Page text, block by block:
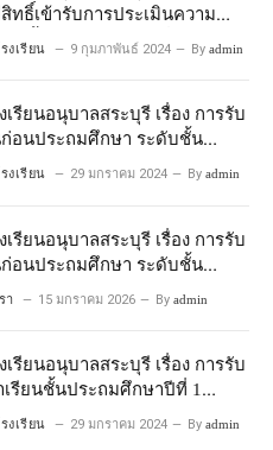
ทธิ์เข้ารับการประเมินความ
ยนชั้นประถมศึกษาปีที่ 1
งเรียน 9 กุมภาพันธ์ 2024 By admin
อนุบาลสระบุรี เรื่อง การรับ
อนประถมศึกษา ระดับชั้น
อนุบาลปีที่ 2 ประจําปีการศึกษา 2567
งเรียน 29 มกราคม 2024 By admin
เรียนอนุบาลสระบุรี เรื่อง การรับ
อนประถมศึกษา ระดับชั้น
ประจำปีการศึกษา ๒๕๖๙
า 15 มกราคม 2026 By admin
อนุบาลสระบุรี เรื่อง การรับ
เรียนชั้นประถมศึกษาปีที่ 1
งเรียนพิเศษ วิทยาศาสตร์ และ
งเรียน 29 มกราคม 2024 By admin